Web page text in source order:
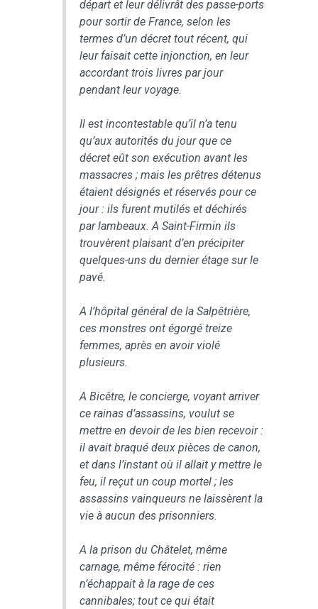
départ et leur délivrât des passe-ports
pour sortir de France, selon les
termes d’un décret tout récent, qui
leur faisait cette injonction, en leur
accordant trois livres par jour
pendant leur voyage.
Il est incontestable qu’il n’a tenu
qu’aux autorités du jour que ce
décret eût son exécution avant les
massacres ; mais les prêtres détenus
étaient désignés et réservés pour ce
jour : ils furent mutilés et déchirés
par lambeaux. A Saint-Firmin ils
trouvèrent plaisant d’en précipiter
quelques-uns du dernier étage sur le
pavé.
A l’hôpital général de la Salpêtrière,
ces monstres ont égorgé treize
femmes, après en avoir violé
plusieurs.
A Bicêtre, le concierge, voyant arriver
ce rainas d’assassins, voulut se
mettre en devoir de les bien recevoir :
il avait braqué deux pièces de canon,
et dans l’instant où il allait y mettre le
feu, il reçut un coup mortel ; les
assassins vainqueurs ne laissèrent la
vie à aucun des prisonniers.
A la prison du Châtelet, même
carnage, même férocité : rien
n’échappait à la rage de ces
cannibales; tout ce qui était